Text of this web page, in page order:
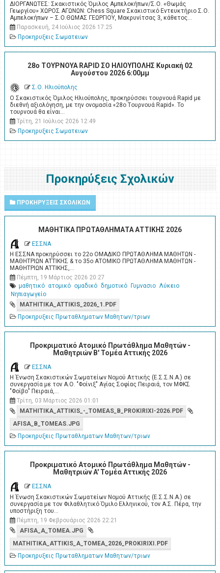
ΔΙΟΡΓΑΝΩΤΕΣ: Σκακιστικός Όμιλος Αμπελοκήπων/Σ.Ο. «Θωμάς
Γεωργίου» ΧΩΡΟΣ ΑΓΩΝΩΝ: Chess Square Σκακιστικό Εντευκτήριο Σ.Ο.
Αμπελοκήπων – Σ.Ο.ΘΩΜΑΣ ΓΕΩΡΓΙΟΥ, Μακρυνίτσας 3, κάθετος…
Παρασκευή, 24 Ιούλιος 2026 17:25
Προκηρυξεις Σωματειων
28ο ΤΟΥΡΝΟΥΑ RAPID ΣΟ ΗΛΙΟΥΠΟΛΗΣ Κυριακή 02
Αυγούστου 2026 6:00μμ
Σ.Ο. Ηλιούπολης
Ο Σκακιστικός Όμιλος Ηλιούπολης, προκηρύσσει τουρνουά Rapid με
διεθνή αξιολόγηση, με την ονομασία «28ο Tουρνουά Rapid». Το
τουρνουά θα είναι…
Τρίτη, 21 Ιούλιος 2026 12:49
Προκηρυξεις Σωματειων
Προκηρύξεις Σχολικών
ΠΡΟΚΗΡΥΞΕΙΣ ΣΧΟΛΙΚΩΝ
ΜΑΘΗΤΙΚΑ ΠΡΩΤΑΘΛΗΜΑΤΑ ΑΤΤΙΚΗΣ 2026
ΕΣΣΝΑ
Η ΕΣΣΝΑ προκηρύσσει το 22ο ΟΜΑΔΙΚΟ ΠΡΩΤΑΘΛΗΜΑ ΜΑΘΗΤΩΝ -
ΜΑΘΗΤΡΙΩΝ ΑΤΤΙΚΗΣ & το 35ο ΑΤΟΜΙΚΟ ΠΡΩΤΑΘΛΗΜΑ ΜΑΘΗΤΩΝ -
ΜΑΘΗΤΡΙΩΝ ΑΤΤΙΚΗΣ,…
Πέμπτη, 19 Μάρτιος 2026 20:27
μαθητικό ατομικό ομαδικό δημοτικό Γυμνασιο Λύκειο
Νηπιαγωγείο
MATHITIKA_ATTIKIS_2026_1.PDF
Προκηρυξεις Πρωταθληματων Μαθητων/τριων
Προκριματικό Ατομικό Πρωτάθλημα Μαθητών -
Μαθητριών Β' Τομέα Αττικής 2026
ΕΣΣΝΑ
Η Ένωση Σκακιστικών Σωματείων Νομού Αττικής (Ε.Σ.Σ.Ν.Α.) σε
συνεργασία με τον Α.Ο. "Φοίνιξ" Αγίας Σοφίας Πειραιά, τον ΜΦΚΣ
"Φοίβο" Πειραιά,…
Τρίτη, 03 Μάρτιος 2026 01:01
MATHITIKA_ATTIKIS_-_TOMEAS_B_PROKIRIXI-2026.PDF
AFISA_B_TOMEAS.JPG
Προκηρυξεις Πρωταθληματων Μαθητων/τριων
Προκριματικό Ατομικό Πρωτάθλημα Μαθητών -
Μαθητριών A' Τομέα Αττικής 2026
ΕΣΣΝΑ
Η Ένωση Σκακιστικών Σωματείων Νομού Αττικής (Ε.Σ.Σ.Ν.Α.) σε
συνεργασία με τον Φιλαθλητικό Όμιλο Ελληνικού, τον Α.Σ. Πέρα, την
υποστήριξη του…
Πέμπτη, 19 Φεβρουάριος 2026 22:21
AFISA_A_TOMEA.JPG
MATHITIKA_ATTIKIS_A_TOMEA_2026_PROKIRIXI.PDF
Προκηρυξεις Πρωταθληματων Μαθητων/τριων